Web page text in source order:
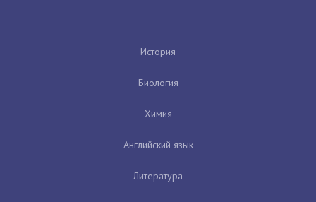
История
Биология
Химия
Английский язык
Литература